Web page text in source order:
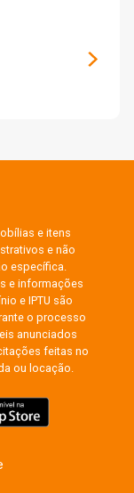
e itens
e não
específica.
e informações
e IPTU são
o processo
anunciados
feitas no
ou locação.